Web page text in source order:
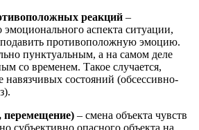
реакций –
аспекта ситуации,
противоположную эмоцию.
пунктуальным, а на самом деле
со временем. Такое случается,
навязчивых состояний (обсессивно-
перемещение) – смена объекта чувств
субъективно опасного объекта на